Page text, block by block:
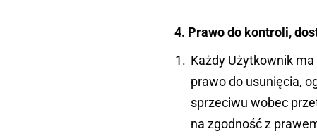
4. Prawo do kontroli,
Każdy Użytkownik
prawo do usunięcia,
sprzeciwu wobec
na zgodność z